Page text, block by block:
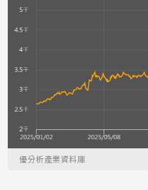
優分析產業資料庫